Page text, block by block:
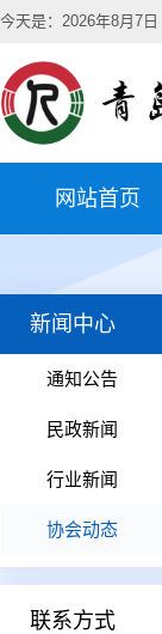
今天是：2026年8月7日
网站首页
新闻中心
通知公告
民政新闻
行业新闻
协会动态
联系方式